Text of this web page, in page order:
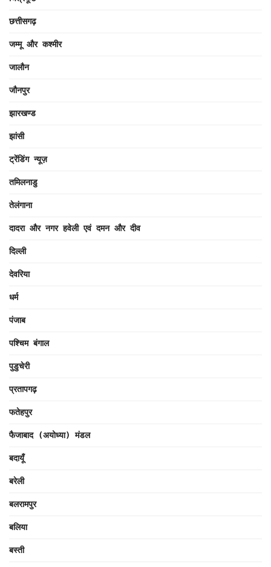
छत्तीसगढ़
जम्मू और कश्मीर
जालौन
जौनपुर
झारखण्ड
झांसी
ट्रेंडिंग न्यूज़
तमिलनाडु
तेलंगाना
दादरा और नगर हवेली एवं दमन और दीव
दिल्ली
देवरिया
धर्म
पंजाब
पश्चिम बंगाल
पुडुचेरी
प्रतापगढ़
फतेहपुर
फैजाबाद (अयोध्या) मंडल
बदायूँ
बरेली
बलरामपुर
बलिया
बस्ती